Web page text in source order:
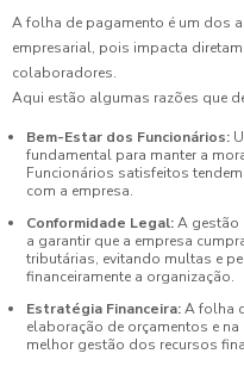
A folha de pagamento é um dos
empresarial, pois impacta
colaboradores.
Aqui estão algumas razões que
Bem-Estar dos Funcionários:
fundamental para manter a
Funcionários satisfeitos
com a empresa.
Conformidade Legal:A gestão
a garantir que a empresa
tributárias, evitando multas e
financeiramente a organização.
Estratégia Financeira:A folha
elaboração de orçamentos e
melhor gestão dos recursos